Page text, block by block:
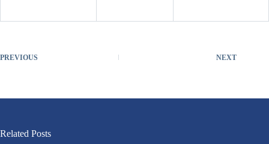
PREVIOUS NEXT
Related Posts